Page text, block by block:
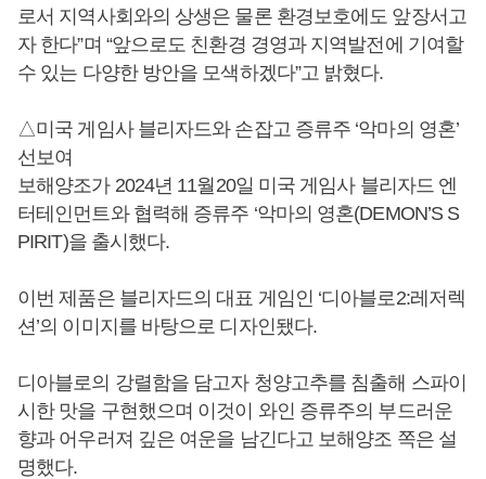
로서 지역사회와의 상생은 물론 환경보호에도 앞장서고
자 한다”며 “앞으로도 친환경 경영과 지역발전에 기여할
수 있는 다양한 방안을 모색하겠다”고 밝혔다.
△미국 게임사 블리자드와 손잡고 증류주 ‘악마의 영혼’
선보여
보해양조가 2024년 11월20일 미국 게임사 블리자드 엔
터테인먼트와 협력해 증류주 ‘악마의 영혼(DEMON’S S
PIRIT)을 출시했다.
이번 제품은 블리자드의 대표 게임인 ‘디아블로2:레저렉
션’의 이미지를 바탕으로 디자인됐다.
디아블로의 강렬함을 담고자 청양고추를 침출해 스파이
시한 맛을 구현했으며 이것이 와인 증류주의 부드러운
향과 어우러져 깊은 여운을 남긴다고 보해양조 쪽은 설
명했다.